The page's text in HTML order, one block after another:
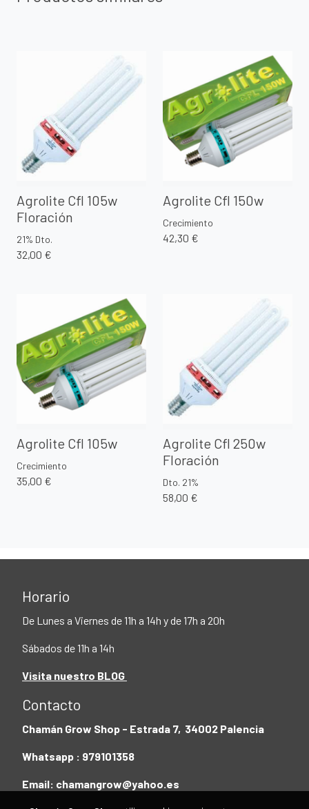
Agrolite Cfl 105w
Floración
21% Dto.
32,00 €
Agrolite Cfl 150w
Crecimiento
42,30 €
Agrolite Cfl 105w
Crecimiento
35,00 €
Agrolite Cfl 250w
Floración
Dto. 21%
58,00 €
Horario
De Lunes a Viernes de 11h a 14h y de 17h a 20h
Sábados de 11h a 14h
Visita nuestro BLOG
Contacto
Chamán Grow Shop - Estrada 7, 34002 Palencia
Whatsapp : 979101358
Email: chamangrow@yahoo.es